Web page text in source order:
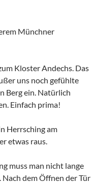
Münchner
Kloster Andechs. Das
uns noch gefühlte
Berg ein. Natürlich
Einfach prima!
Herrsching am
etwas raus.
muss man nicht lange
dem Öffnen der Tür